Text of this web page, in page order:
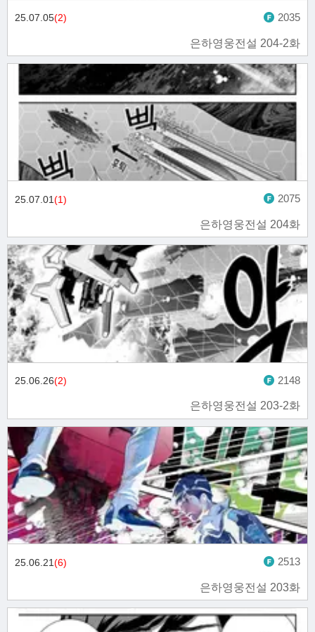
은하영웅전설 204-2화
25.07.05(2) 2035
은하영웅전설 204화
25.07.01(1) 2075
은하영웅전설 203-2화
25.06.26(2) 2148
은하영웅전설 203화
25.06.21(6) 2513